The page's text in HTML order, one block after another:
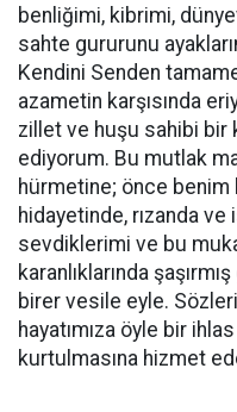
benliğimi, kibrimi,
sahte gururunu
Kendini Senden
azametin karşısında
zillet ve huşu sahibi bir
ediyorum. Bu mutlak
hürmetine; önce
hidayetinde, rızanda
sevdiklerimi ve bu
karanlıklarında
birer vesile eyle.
hayatımıza öyle bir ihlas
kurtulmasına hizmet